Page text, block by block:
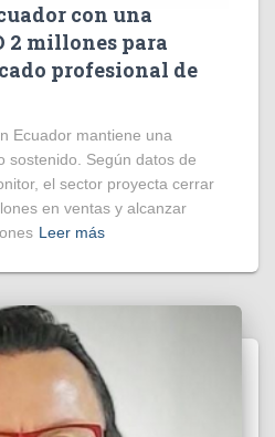
con una
2 millones para
profesional de
Ecuador mantiene una
sostenido. Según datos de
el sector proyecta cerrar
en ventas y alcanzar
Leer más